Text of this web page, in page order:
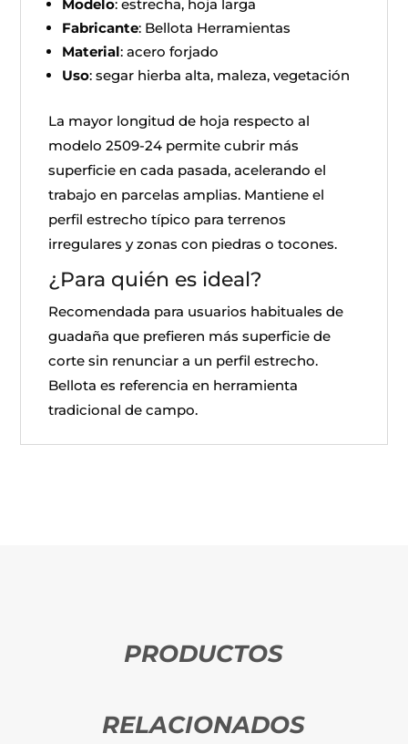
Modelo: estrecha, hoja larga
Fabricante: Bellota Herramientas
Material: acero forjado
Uso: segar hierba alta, maleza, vegetación
La mayor longitud de hoja respecto al
modelo 2509-24 permite cubrir más
superficie en cada pasada, acelerando el
trabajo en parcelas amplias. Mantiene el
perfil estrecho típico para terrenos
irregulares y zonas con piedras o tocones.
¿Para quién es ideal?
Recomendada para usuarios habituales de
guadaña que prefieren más superficie de
corte sin renunciar a un perfil estrecho.
Bellota es referencia en herramienta
tradicional de campo.
PRODUCTOS
RELACIONADOS